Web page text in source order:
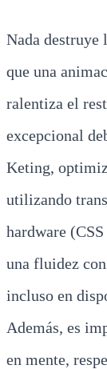
Nada destruye
que una
ralentiza el
excepcional
Keting,
utilizando
hardware
una fluidez
incluso en
Además, es
en mente,